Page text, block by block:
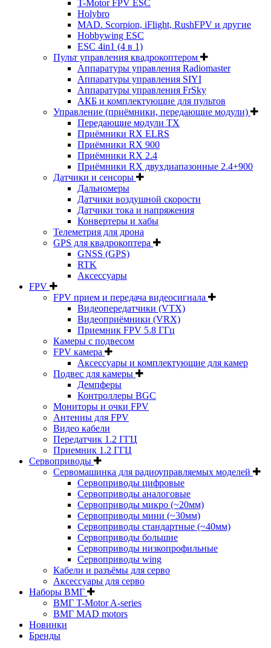
T-Motor FPV ESC
Holybro
MAD. Scorpion, iFlight, RushFPV и другие
Hobbywing ESC
ESC 4in1 (4 в 1)
Пульт управления квадрокоптером
Аппаратуры управления Radiomaster
Аппаратуры управления SIYI
Аппаратуры управления FrSky
АКБ и комплектующие для пультов
Управление (приёмники, передающие модули)
Передающие модули TX
Приёмники RX ELRS
Приёмники RX 900
Приёмники RX 2.4
Приёмники RX двухдиапазонные 2.4+900
Датчики и сенсоры
Дальномеры
Датчики воздушной скорости
Датчики тока и напряжения
Конвертеры и хабы
Телеметрия для дрона
GPS для квадрокоптера
GNSS (GPS)
RTK
Аксессуары
FPV
FPV прием и передача видеосигнала
Видеопередатчики (VTX)
Видеоприёмники (VRX)
Приемник FPV 5.8 ГГц
Камеры с подвесом
FPV камера
Аксессуары и комплектующие для камер
Подвес для камеры
Демпферы
Контроллеры BGC
Мониторы и очки FPV
Антенны для FPV
Видео кабели
Передатчик 1.2 ГГЦ
Приемник 1.2 ГГЦ
Сервоприводы
Сервомашинка для радиоуправляемых моделей
Сервоприводы цифровые
Сервоприводы аналоговые
Сервоприводы микро (~20мм)
Сервоприводы мини (~30мм)
Сервоприводы стандартные (~40мм)
Сервоприводы большие
Сервоприводы низкопрофильные
Сервоприводы wing
Кабели и разъёмы для серво
Аксессуары для серво
Наборы ВМГ
ВМГ T-Motor A-series
ВМГ MAD motors
Новинки
Бренды